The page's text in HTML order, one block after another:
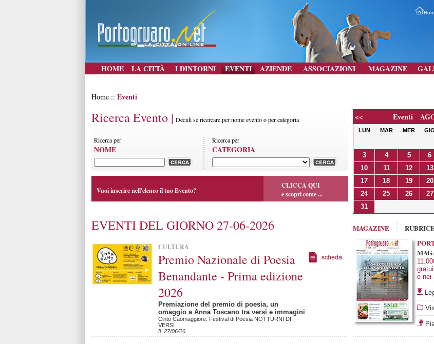
HOME LA CITTÀ I DINTORNI EVENTI AZIENDE ASSOCIAZIONI MAGAZINE
Home :: Eventi
Ricerca Evento | Decidi se ricercare per nome evento o per categoria
Ricerca per
NOME
Ricerca per
CATEGORIA
Vuoi inserire nell'elenco il tuo Evento?
CLICCA QUI
e scopri come ...
EVENTI DEL GIORNO 27-06-2026
CULTURA
Premio Nazionale di Poesia
Benandante - Prima edizione
2026
Premiazione del premio di poesia, un
omaggio a Anna Toscano tra versi e immagini
Cinto Caomaggiore: Festival di Poesia NOTTURNI DI
VERSI
Il 27/06/26
<< Eventi
LUN MAR MER GIO
3
4 5 6
10
11 12 13
17
18 19 20
24
25 26 27
31
MAGAZINE
e nei